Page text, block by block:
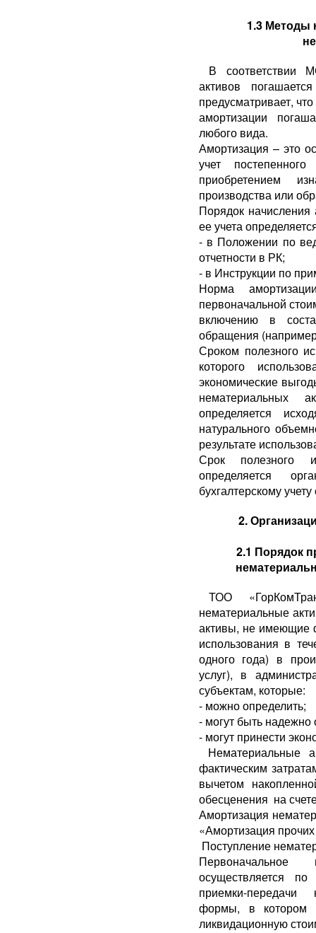
1.3 Методы
В соответствии
активов
предусматривает,
амортизации
любого вида.
Амортизация – это
учет
приобретением
производства или
Порядок
ее учета
- в Положении по
отчетности в РК;
- в Инструкции по
Норма
первоначальной
включению в
обращения
Сроком полезного
которого
экономические
нематериальных
определяется
натурального
результате
Срок полезного
определяется
бухгалтерскому
2.
2.1 Порядок
ТОО
нематериальные
активы, не имеющие
использования в
одного года) в
услуг), в
субъектам, которые:
- можно определить;
- могут быть
- могут принести
Нематериальные
фактическим
вычетом
обесценения на
Амортизация
«Амортизация
Поступление
Первоначальное
осуществляется
приемки-передачи
формы, в котором
ликвидационную